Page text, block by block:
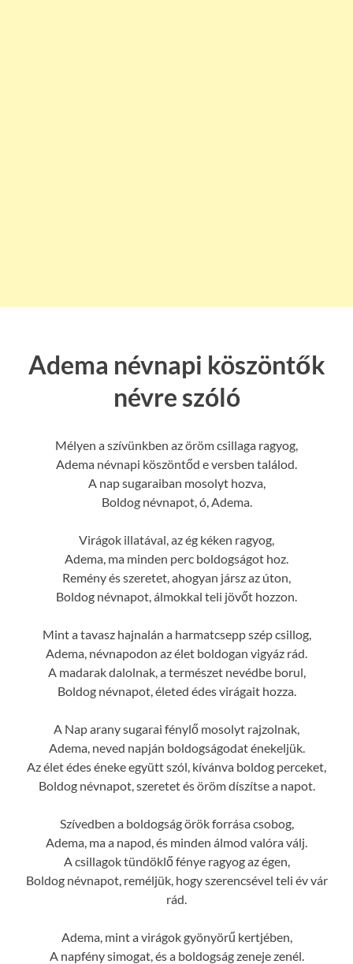
Adema névnapi köszöntők
névre szóló
Mélyen a szívünkben az öröm csillaga ragyog,
Adema névnapi köszöntőd e versben találod.
A nap sugaraiban mosolyt hozva,
Boldog névnapot, ó, Adema.
Virágok illatával, az ég kéken ragyog,
Adema, ma minden perc boldogságot hoz.
Remény és szeretet, ahogyan jársz az úton,
Boldog névnapot, álmokkal teli jövőt hozzon.
Mint a tavasz hajnalán a harmatcsepp szép csillog,
Adema, névnapodon az élet boldogan vigyáz rád.
A madarak dalolnak, a természet nevédbe borul,
Boldog névnapot, életed édes virágait hozza.
A Nap arany sugarai fénylő mosolyt rajzolnak,
Adema, neved napján boldogságodat énekeljük.
Az élet édes éneke együtt szól, kívánva boldog perceket,
Boldog névnapot, szeretet és öröm díszítse a napot.
Szívedben a boldogság örök forrása csobog,
Adema, ma a napod, és minden álmod valóra válj.
A csillagok tündöklő fénye ragyog az égen,
Boldog névnapot, reméljük, hogy szerencsével teli év vár
rád.
Adema, mint a virágok gyönyörű kertjében,
A napfény simogat, és a boldogság zeneje zenél.